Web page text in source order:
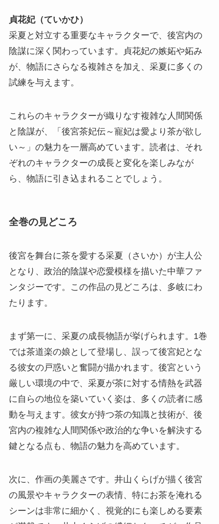
貞花妃（ていかひ）
采夏と対立する重要なキャラクターで、後宮内の
陰謀に深く関わっています。貞花妃の嫉妬や妬み
が、物語にさらなる複雑さを加え、采夏に多くの
試練を与えます。
これらのキャラクターが織りなす複雑な人間関係
と陰謀が、「後宮茶妃伝～寵妃は愛より茶が欲し
い～」の魅力を一層高めています。読者は、それ
ぞれのキャラクターの成長と変化を楽しみなが
ら、物語に引き込まれることでしょう。
全巻の見どころ
後宮を舞台に茶を愛する采夏（さいか）が主人公
となり、政治的陰謀や恋愛模様を描いた中華ファ
ンタジーです。この作品の見どころは、多岐にわ
たります。
まず第一に、采夏の成長物語が挙げられます。1巻
では茶道楽の娘として登場し、誤って後宮妃とな
る彼女の戸惑いと奮闘が描かれます。後宮という
厳しい環境の中で、采夏が茶に対する情熱を武器
に自らの地位を築いていく姿は、多くの読者に感
動を与えます。彼女が持つ茶の知識と技術が、後
宮内の複雑な人間関係や政治的な争いを解決する
鍵となる点も、物語の魅力を高めています。
次に、作画の美麗さです。井山くらげが描く後宮
の風景やキャラクターの表情、特にお茶を淹れる
シーンは非常に細かく、視覚的にも楽しめる要素